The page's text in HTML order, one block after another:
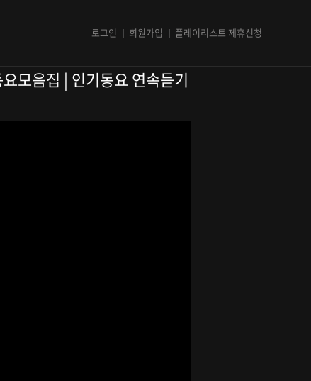
로그인 회원가입 플레이리스트 제휴신청
모음집 | 인기동요 연속듣기